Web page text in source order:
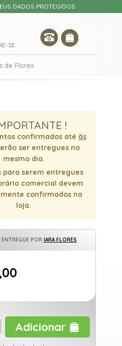
DADOS PROTEGIDOS
SE
de Flores
!
confirmados até às
ser entregues no
mesmo dia.
para serem entregues
comercial devem
confirmados na
loja.
POR IARA FLORES
Adicionar